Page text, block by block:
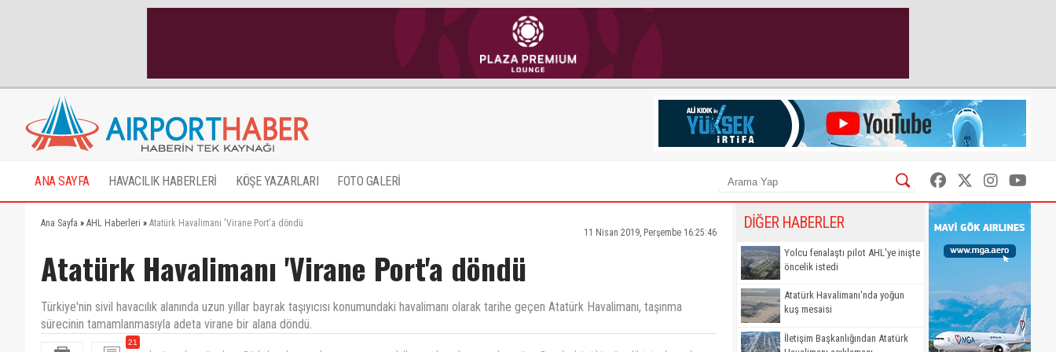
ANA SAYFA HAVACILIK HABERLERİ KÖŞE YAZARLARI FOTO GALERİ
Ana Sayfa » AHL Haberleri » Atatürk Havalimanı 'Virane Port'a döndü
11 Nisan 2019, Perşembe 16:25:46
Atatürk Havalimanı 'Virane Port'a döndü
Türkiye'nin sivil havacılık alanında uzun yıllar bayrak taşıyıcısı konumundaki havalimanı olarak tarihe geçen Atatürk Havalimanı, taşınma
sürecinin tamamlanmasıyla adeta virane bir alana döndü.
21
DİĞER HABERLER
Yolcu fenalaştı pilot AHL'ye inişte
öncelik istedi
Atatürk Havalimanı'nda yoğun
kuş mesaisi
İletişim Başkanlığından Atatürk